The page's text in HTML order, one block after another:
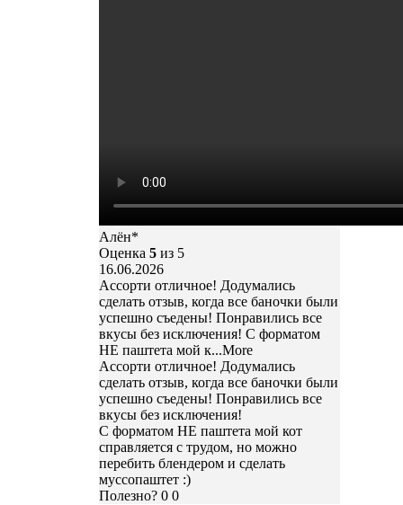
Алён*
Оценка 5 из 5
16.06.2026
Ассорти отличное! Додумались
сделать отзыв, когда все баночки были
успешно съедены! Понравились все
вкусы без исключения! С форматом
НЕ паштета мой к...More
Ассорти отличное! Додумались
сделать отзыв, когда все баночки были
успешно съедены! Понравились все
вкусы без исключения!
С форматом НЕ паштета мой кот
справляется с трудом, но можно
перебить блендером и сделать
муссопаштет :)
Полезно? 0 0